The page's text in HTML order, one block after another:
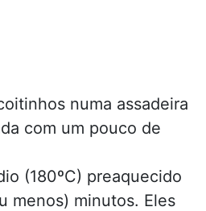
numa assadeira
com um pouco de
(180ºC) preaquecido
menos) minutos. Eles